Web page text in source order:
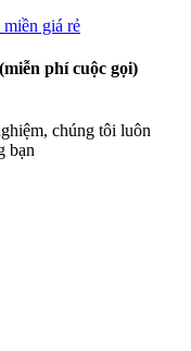
miền giá rẻ
phí cuộc gọi)
chúng tôi luôn
bạn